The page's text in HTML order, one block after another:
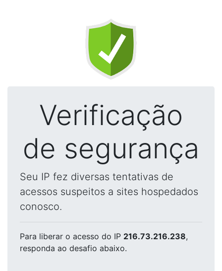
Verificação
de segurança
Seu IP fez diversas tentativas de
acessos suspeitos a sites hospedados
conosco.
Para liberar o acesso do IP 216.73.216.238,
responda ao desafio abaixo.